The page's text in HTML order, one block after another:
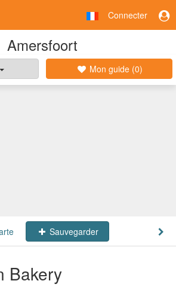
Connecter
Amersfoort
Mon guide (0)
Sauvegarder
Bakery